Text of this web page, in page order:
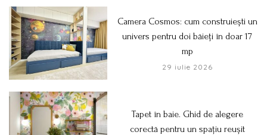
Camera Cosmos: cum construiești un
univers pentru doi băieți în doar 17
mp
29 iulie 2026
Tapet în baie. Ghid de alegere
corectă pentru un spațiu reușit